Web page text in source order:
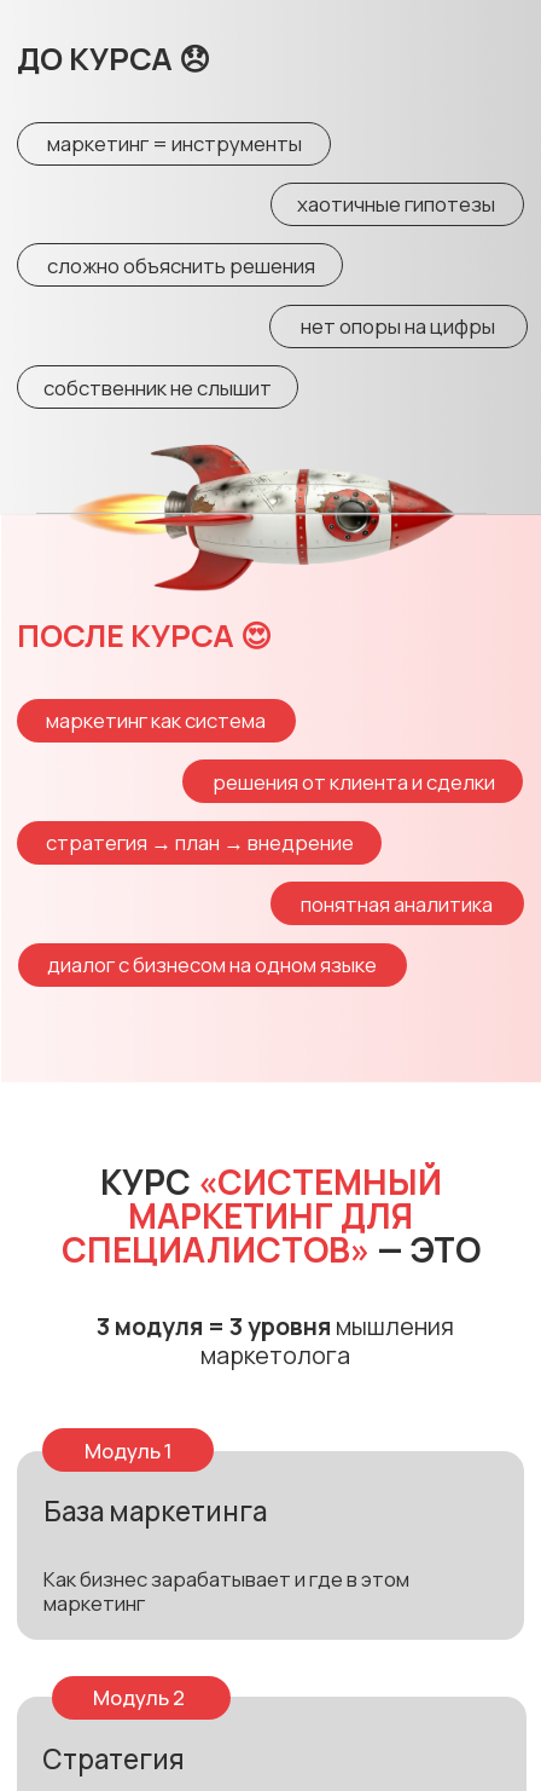
Модуль 3
Внедрение и управление
Как проектировать решения,
Как доводить стратегию до результата
и не терять контроль
Посмотреть подробную программу
ЧЕМ КУРС ПОЛЕЗЕН
МАРКЕТОЛОГАМ
Вы начинаете мыслить
Кратко: маркетинг = деньги,
решения, ответственность.
Учитесь смотреть
глазами клиента
JTBD, CJM, исследования —
не как теория, а как рабочий
Стратегия как система
Начинаете управлять
результатом
Аналитика, аргументация,
синхронизация с продажами.
Растёте в сторону
управление командой
и подрядчиками.
ПОСЛЕ КУРСА ВЫ ПОЛУЧИТЕ
Шаблон маркетинговой
стратегии